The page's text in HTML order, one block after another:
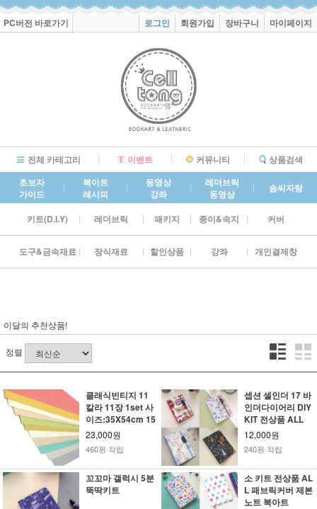
PC버전 바로가기 로그인 회원가입 장바구니 마이페이지
전체 카테고리 이벤트 커뮤니티
상품검색
초보자
가이드
북아트
레시피
동영상
강좌
레더브릭
동영상
솜씨자랑
키트(D.I.Y) 레더브릭 패키지 종이&속지 커버
도구&금속재료 장식재료 할인상품 강좌 개인결제창
이달의 추천상품!
정렬
클래식빈티지 11
칼라 11장 1set 사
이즈:35X54cm 15
7g
23,000원
460원 적립
셉션 셀인더 17 바
인더다이어리 DIY
KIT 전상품 ALL
12,000원
240원 적립
꼬꼬마 갤럭시 5분
뚝딱키트
소 키트 전상품 AL
L 패브릭커버 제본
노트 북아트